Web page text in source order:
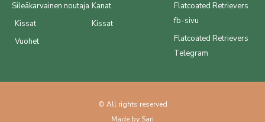
Sileäkarvainen noutaja
Kissat
Vuohet
Kanat
Kissat
Flatcoated Retrievers
fb-sivu
Flatcoated Retrievers
Telegram
© All rights reserved
Made by Sari